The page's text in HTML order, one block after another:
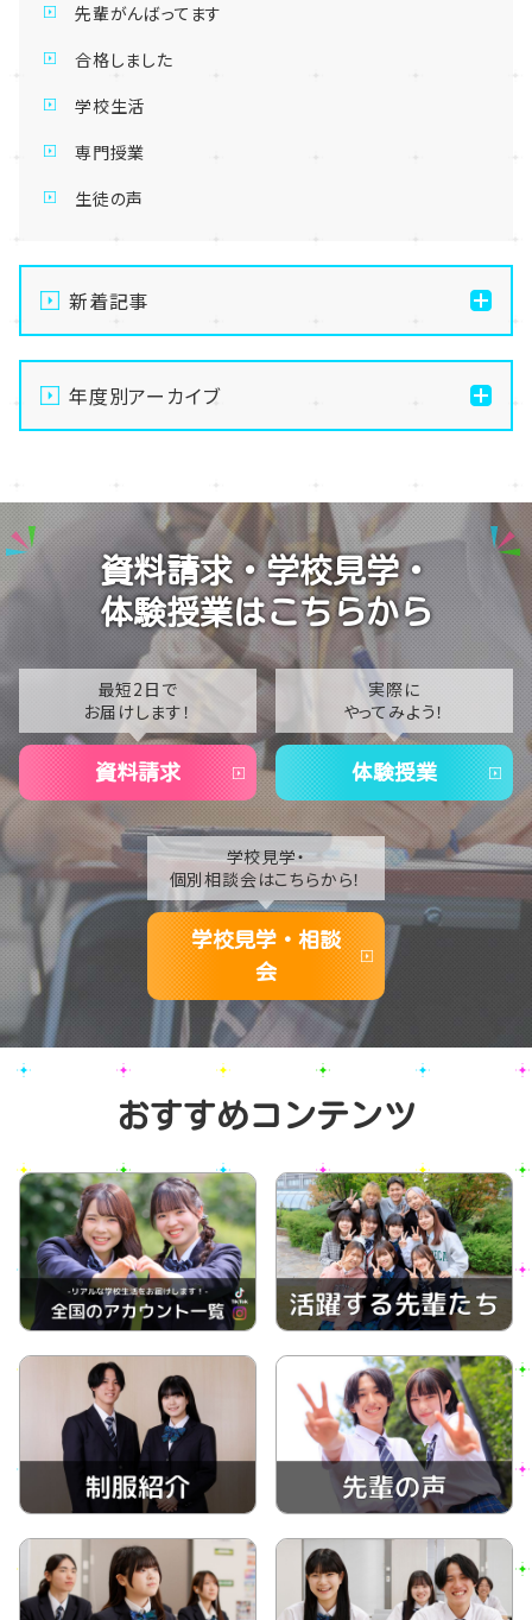
先輩がんばってます
合格しました
学校生活
専門授業
生徒の声
新着記事
【熊本】8月9日（日）-16日（日）夏季休業のお知らせ
【熊本】8月29日（土）オープンキャンパス／入試説明会
を行います！
を行います！
【熊本】3年生のエリアスクーリングを行いました！
【熊本】入試説明会を行います！
年度別アーカイブ
2025
2024
2023
2021
2020
資料請求・学校見学・
体験授業はこちらから
最短2日で
お届けします！
資料請求
実際に
やってみよう！
体験授業
学校見学・
個別相談会はこちらから！
学校見学・相談
会
おすすめコンテンツ